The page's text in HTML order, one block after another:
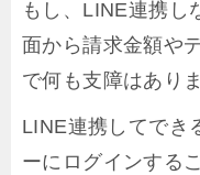
もし、LINE連携し
面から請求金額や
で何も支障はあり
LINE連携してでき
ーにログインする